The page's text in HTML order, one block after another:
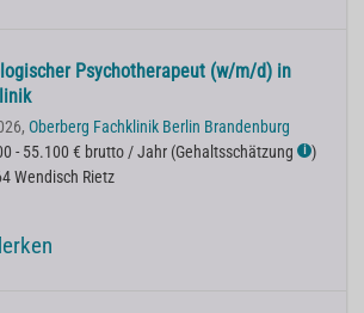
Psychotherapeut (w/m/d) in
Oberberg Fachklinik Berlin Brandenburg
- 55.100 € brutto / Jahr (Gehaltsschätzung ℹ )
Wendisch Rietz